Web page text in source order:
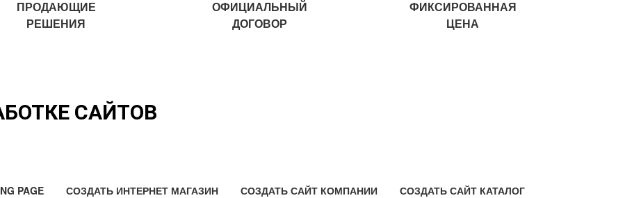
ПРОДАЮЩИЕ
РЕШЕНИЯ
ОФИЦИАЛЬНЫЙ
ДОГОВОР
ФИКСИРОВАННАЯ
ЦЕНА
САЙТОВ
PAGE СОЗДАТЬ ИНТЕРНЕТ МАГАЗИН СОЗДАТЬ САЙТ КОМПАНИИ СОЗДАТЬ САЙТ КАТАЛОГ